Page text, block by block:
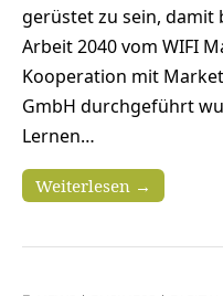
gerüstet zu sein, damit
Arbeit 2040 vom WIFI
Kooperation mit
GmbH durchgeführt
Lernen…
Weiterlesen →